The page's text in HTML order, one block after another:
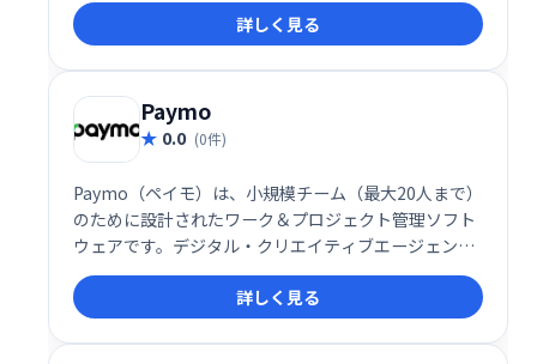
簡単に使い始められ、予定管理や情報整理に役立ちま
す。
詳しく見る
Paymo
0.0 (0件)
Paymo（ペイモ）は、小規模チーム（最大20人まで）
のために設計されたワーク＆プロジェクト管理ソフト
ウェアです。デジタル・クリエイティブエージェンシ
ー、マーケティング会社、コンサルティングビジネ
ス、ソフトウェア企業、建築設計事務所などに最適な
ツールで、タスク管理から請求書の発行、オンライン
決済までビジネス運営を幅広くサポートします。
詳しく見る